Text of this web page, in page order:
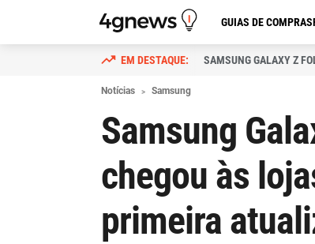
GUIAS DE COMPRAS
SAMSUNG GALAXY Z
Notícias Samsung
Samsung
chegou às
primeira